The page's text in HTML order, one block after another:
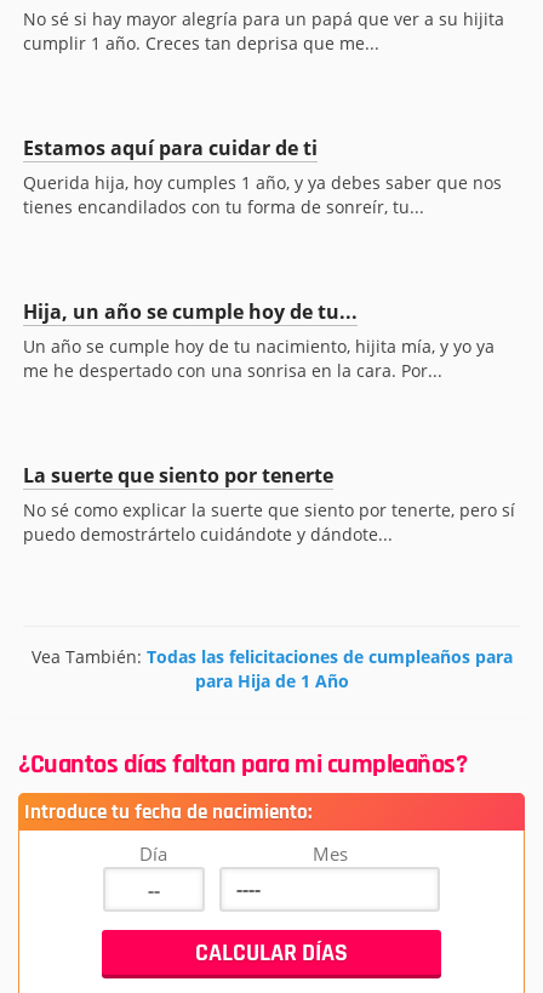
No sé si hay mayor alegría para un papá que ver a su hijita
cumplir 1 año. Creces tan deprisa que me...
Estamos aquí para cuidar de ti
Querida hija, hoy cumples 1 año, y ya debes saber que nos
tienes encandilados con tu forma de sonreír, tu...
Hija, un año se cumple hoy de tu...
Un año se cumple hoy de tu nacimiento, hijita mía, y yo ya
me he despertado con una sonrisa en la cara. Por...
La suerte que siento por tenerte
No sé como explicar la suerte que siento por tenerte, pero sí
puedo demostrártelo cuidándote y dándote...
Vea También: Todas las felicitaciones de cumpleaños para
para Hija de 1 Año
¿Cuantos días faltan para mi cumpleaños?
Introduce tu fecha de nacimiento:
Día Mes